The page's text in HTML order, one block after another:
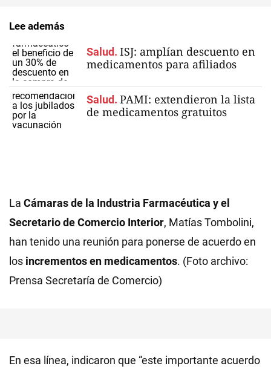
Lee además
Salud. ISJ: amplían descuento en
medicamentos para afiliados
Salud. PAMI: extendieron la lista
de medicamentos gratuitos
La Cámaras de la Industria Farmacéutica y el
Secretario de Comercio Interior, Matías Tombolini,
han tenido una reunión para ponerse de acuerdo en
los incrementos en medicamentos. (Foto archivo:
Prensa Secretaría de Comercio)
En esa línea, indicaron que “este importante acuerdo